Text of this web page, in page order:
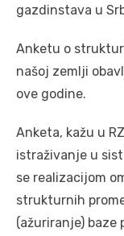
gazdinstava u
Anketu o
našoj zemlji
ove godine.
Anketa, kažu u
istraživanje u
se realizacijom
strukturnih
(ažuriranje) baze